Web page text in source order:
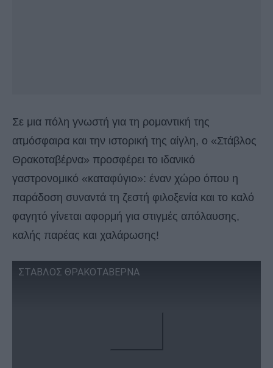
Σε μια πόλη γνωστή για τη ρομαντική της
ατμόσφαιρα και την ιστορική της αίγλη, ο «Στάβλος
Θρακοταβέρνα» προσφέρει το ιδανικό
γαστρονομικό «καταφύγιο»: έναν χώρο όπου η
παράδοση συναντά τη ζεστή φιλοξενία και το καλό
φαγητό γίνεται αφορμή για στιγμές απόλαυσης,
καλής παρέας και χαλάρωσης!
ΣΤΑΒΛΟΣ ΘΡΑΚΟΤΑΒΕΡΝΑ